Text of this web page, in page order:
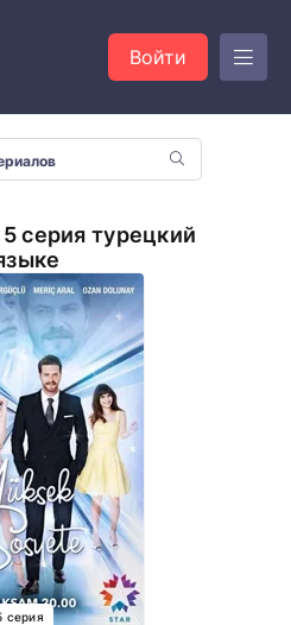
Войти
серия турецкий
серия